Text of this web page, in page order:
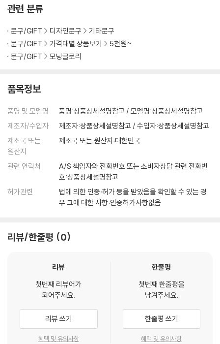
관련 분류
문구/GIFT 디자인문구
기타문구
문구/GIFT
가격대별 상품보기
5천원~
문구/GIFT
모닝글로리
품목정보
품명 및 모델명
품명:상품상세설명참고 / 모델명:상품상세설명참고
제조자/수입자
제조자:상품상세설명참고 / 수입자:상품상세설명참고
제조국 또는
원산지
제조국 또는 원산지:대한민국
관련 연락처
A/S 책임자와 전화번호 또는 소비자상담 관련 전화번
호:상품상세설명참고
허가관련
법에 의한 인증·허가 등을 받았음을 확인할 수 있는 경
우 그에 대한 사항:인증허가사항없음
리뷰/한줄평 0
리뷰
첫번째 리뷰어가
되어주세요.
리뷰 쓰기
혜택 및 유의사항
한줄평
첫번째 한줄평을
남겨주세요.
한줄평 쓰기
혜택 및 유의사항